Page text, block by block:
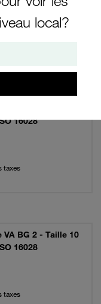
local?
16028
taxes
VA BG 2 - Taille 10
16028
taxes